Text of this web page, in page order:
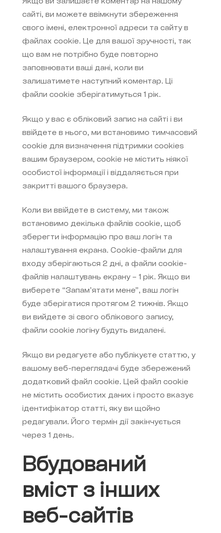
Якщо ви залишаєте коментар на нашому
сайті, ви можете ввімкнути збереження
свого імені, електронної адреси та сайту в
файлах cookie. Це для вашої зручності, так
що вам не потрібно буде повторно
заповнювати ваші дані, коли ви
залишатимете наступний коментар. Ці
файли cookie зберігатимуться 1 рік.
Якщо у вас є обліковий запис на сайті і ви
ввійдете в нього, ми встановимо тимчасовий
cookie для визначення підтримки cookies
вашим браузером, cookie не містить ніякої
особистої інформації і віддаляється при
закритті вашого браузера.
Коли ви ввійдете в систему, ми також
встановимо декілька файлів cookie, щоб
зберегти інформацію про ваш логін та
налаштування екрана. Cookie-файли для
входу зберігаються 2 дні, а файли cookie-
файлів налаштувань екрану – 1 рік. Якщо ви
виберете “Запам’ятати мене”, ваш логін
буде зберігатися протягом 2 тижнів. Якщо
ви вийдете зі свого облікового запису,
файли cookie логіну будуть видалені.
Якщо ви редагуєте або публікуєте статтю, у
вашому веб-переглядачі буде збережений
додатковий файл cookie. Цей файл cookie
не містить особистих даних і просто вказує
ідентифікатор статті, яку ви щойно
редагували. Його термін дії закінчується
через 1 день.
Вбудований
вміст з інших
веб-сайтів